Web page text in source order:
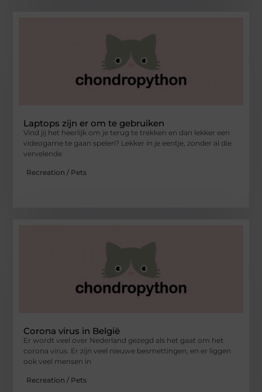
Laptops zijn er om te gebruiken
Vind jij het heerlijk om je terug te trekken en dan lekker een
videogame te gaan spelen? Lekker in je eentje, zonder al die
vervelende
Recreation / Pets
Corona virus in België
Er wordt veel over Nederland gezegd als het gaat om het
corona virus. Er zijn veel nieuwe besmettingen, en er liggen
ook veel mensen in
Recreation / Pets